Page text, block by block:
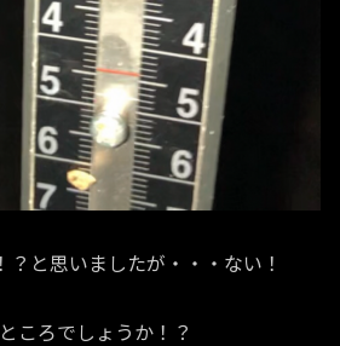
？と思いましたが・・・ない！
ころでしょうか！？